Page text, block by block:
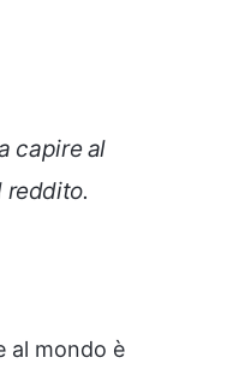
capire al
reddito.
al mondo è